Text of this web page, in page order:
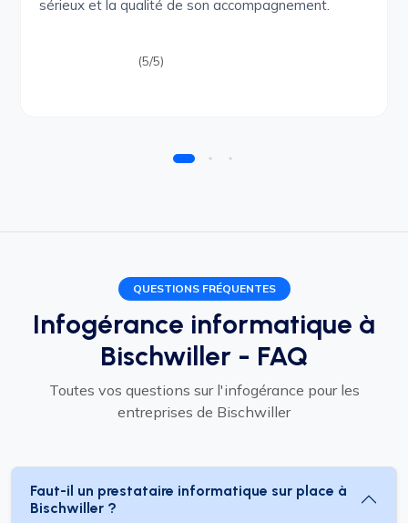
sérieux et la qualité de son accompagnement.
(5/5)
QUESTIONS FRÉQUENTES
Infogérance informatique à
Bischwiller - FAQ
Toutes vos questions sur l'infogérance pour les
entreprises de Bischwiller
Faut-il un prestataire informatique sur place à
Bischwiller ?